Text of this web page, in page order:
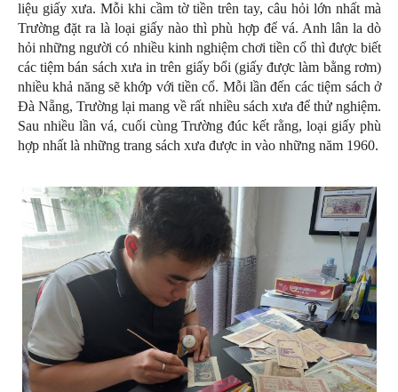
liệu giấy xưa. Mỗi khi cầm tờ tiền trên tay, câu hỏi lớn nhất mà
Trường đặt ra là loại giấy nào thì phù hợp để vá. Anh lân la dò
hỏi những người có nhiều kinh nghiệm chơi tiền cổ thì được biết
các tiệm bán sách xưa in trên giấy bổi (giấy được làm bằng rơm)
nhiều khả năng sẽ khớp với tiền cổ. Mỗi lần đến các tiệm sách ở
Đà Nẵng, Trường lại mang về rất nhiều sách xưa để thử nghiệm.
Sau nhiều lần vá, cuối cùng Trường đúc kết rằng, loại giấy phù
hợp nhất là những trang sách xưa được in vào những năm 1960.